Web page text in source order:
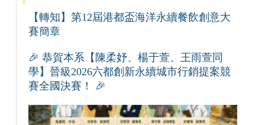
【轉知】第12屆港都盃海洋永續餐飲創意大
賽簡章
🎉 恭賀本系【陳柔妤、楊于萱、王雨萱同
學】晉級2026六都創新永續城市行銷提案競
賽全國決賽！ 🎉